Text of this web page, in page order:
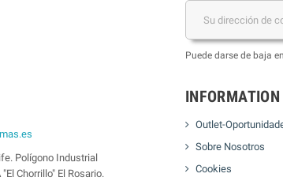
Polígono Industrial
Chorrillo" El Rosario.
Puede darse de baja
INFORMATION
Outlet-
Sobre Nosotros
Cookies